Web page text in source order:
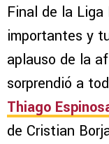
Final de la
importantes y
aplauso de la
sorprendió a
Thiago
de Cristian